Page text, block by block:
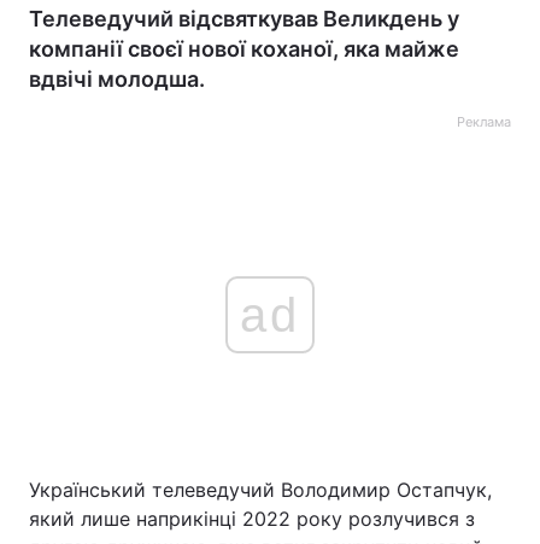
Телеведучий відсвяткував Великдень у
компанії своєї нової коханої, яка майже
вдвічі молодша.
Реклама
ad
Український телеведучий Володимир Остапчук,
який лише наприкінці 2022 року розлучився з